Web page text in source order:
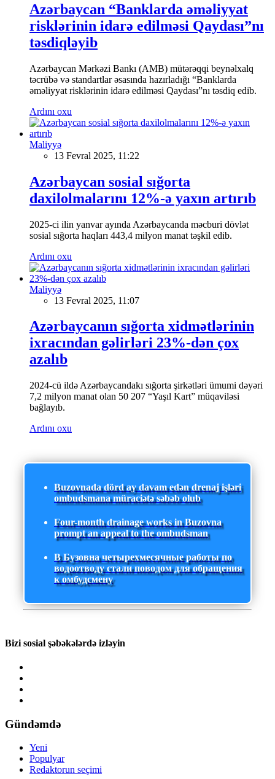
Azərbaycan “Banklarda əməliyyat
risklərinin idarə edilməsi Qaydası”nı
təsdiqləyib
Azərbaycan Mərkəzi Bankı (AMB) mütərəqqi beynəlxalq
təcrübə və standartlar əsasında hazırladığı “Banklarda
əməliyyat risklərinin idarə edilməsi Qaydası”nı təsdiq edib.
Ardını oxu
Maliyyə
13 Fevral 2025, 11:22
Azərbaycan sosial sığorta
daxilolmalarını 12%-ə yaxın artırıb
2025-ci ilin yanvar ayında Azərbaycanda məcburi dövlət
sosial sığorta haqları 443,4 milyon manat təşkil edib.
Ardını oxu
Maliyyə
13 Fevral 2025, 11:07
Azərbaycanın sığorta xidmətlərinin
ixracından gəlirləri 23%-dən çox
azalıb
2024-cü ildə Azərbaycandakı sığorta şirkətləri ümumi dəyəri
7,2 milyon manat olan 50 207 “Yaşıl Kart” müqaviləsi
bağlayıb.
Ardını oxu
Buzovnada dörd ay davam edən drenaj işləri
ombudsmana müraciətə səbəb olub
Four-month drainage works in Buzovna
prompt an appeal to the ombudsman
В Бузовна четырехмесячные работы по
водоотводу стали поводом для обращения
к омбудсмену
Bizi sosial şəbəkələrdə izləyin
Gündəmdə
Yeni
Populyar
Redaktorun seçimi